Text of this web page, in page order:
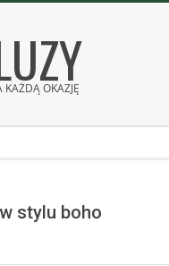
OKAZJĘ
stylu boho